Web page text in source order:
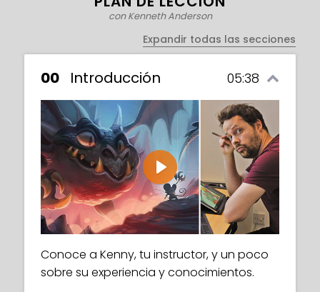
con Kenneth Anderson
Expandir todas las secciones
00 Introducción 05:38
Play
Conoce a Kenny, tu instructor, y un poco
sobre su experiencia y conocimientos.